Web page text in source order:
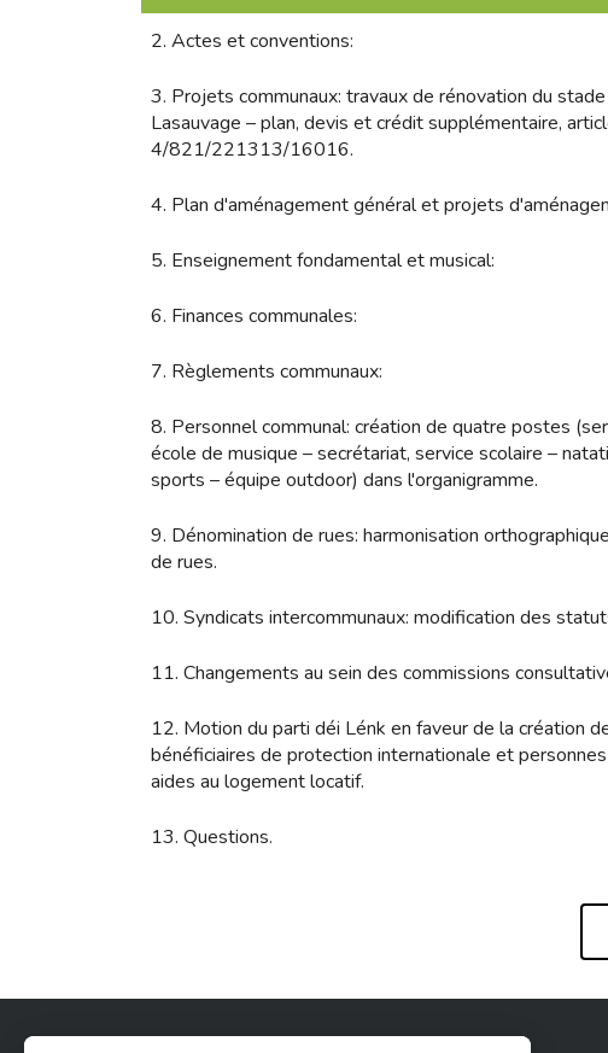
2. Actes et conventions:
3. Projets communaux: travaux de rénovation du
Lasauvage – plan, devis et crédit supplémentaire,
4/821/221313/16016.
4. Plan d'aménagement général et projets
5. Enseignement fondamental et musical:
6. Finances communales:
7. Règlements communaux:
8. Personnel communal: création de quatre postes
école de musique – secrétariat, service scolaire –
sports – équipe outdoor) dans l'organigramme.
9. Dénomination de rues: harmonisation
de rues.
10. Syndicats intercommunaux: modification des
11. Changements au sein des commissions
12. Motion du parti déi Lénk en faveur de la création
bénéficiaires de protection internationale et
aides au logement locatif.
13. Questions.